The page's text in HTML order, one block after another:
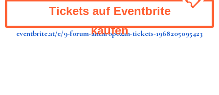
Tickets auf Eventbrite
kaufen
eventbrite.at/e/9-forum-anthropozan-tickets-1968205095423